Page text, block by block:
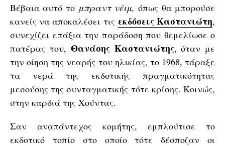
Βέβαια αυτό το μπραντ νέιμ, όπως θα μπορούσε
κανείς να αποκαλέσει τις εκδόσεις Καστανιώτη,
συνεχίζει επάξια την παράδοση που θεμελίωσε ο
πατέρας του,Θανάσης Καστανιώτης, όταν με
την οίηση της νεαρής του ηλικίας, το 1968, τάραξε
τα νερά της εκδοτικής πραγματικότητας
μεσούσης της συνταγματικής τότε κρίσης. Κοινώς,
στην καρδιά της Χούντας.
Σαν αναπάντεχος κομήτης, εμπλούτισε το
εκδοτικό τοπίο στο οποίο τότε δέσποζαν οι